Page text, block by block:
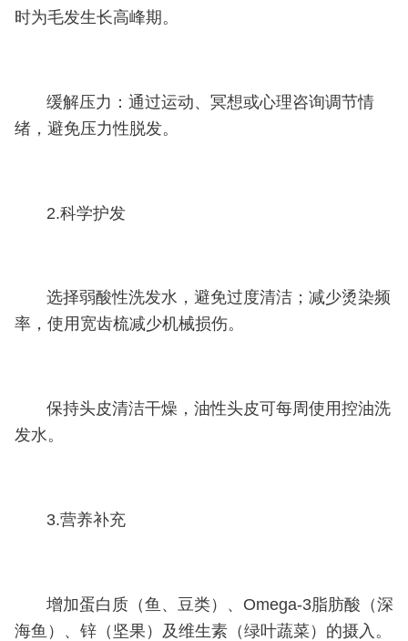
时为毛发生长高峰期。
缓解压力：通过运动、冥想或心理咨询调节情
绪，避免压力性脱发。
2.科学护发
选择弱酸性洗发水，避免过度清洁；减少烫染频
率，使用宽齿梳减少机械损伤。
保持头皮清洁干燥，油性头皮可每周使用控油洗
发水。
3.营养补充
增加蛋白质（鱼、豆类）、Omega-3脂肪酸（深
海鱼）、锌（坚果）及维生素（绿叶蔬菜）的摄入。